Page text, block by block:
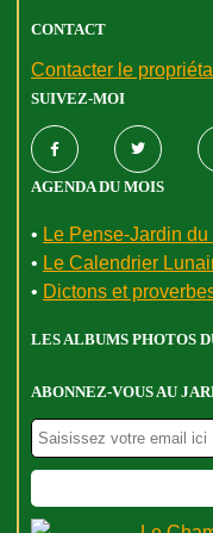
CONTACT
Contacter le
SUIVEZ-MOI
AGENDA DU MOIS
• Le Pense-Jardin
• Le Calendrier
• Dictons et
LES ALBUMS PHOTOS
ABONNEZ-VOUS AU